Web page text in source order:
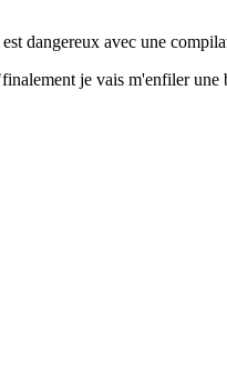
dangereux avec une
je vais m'enfiler une